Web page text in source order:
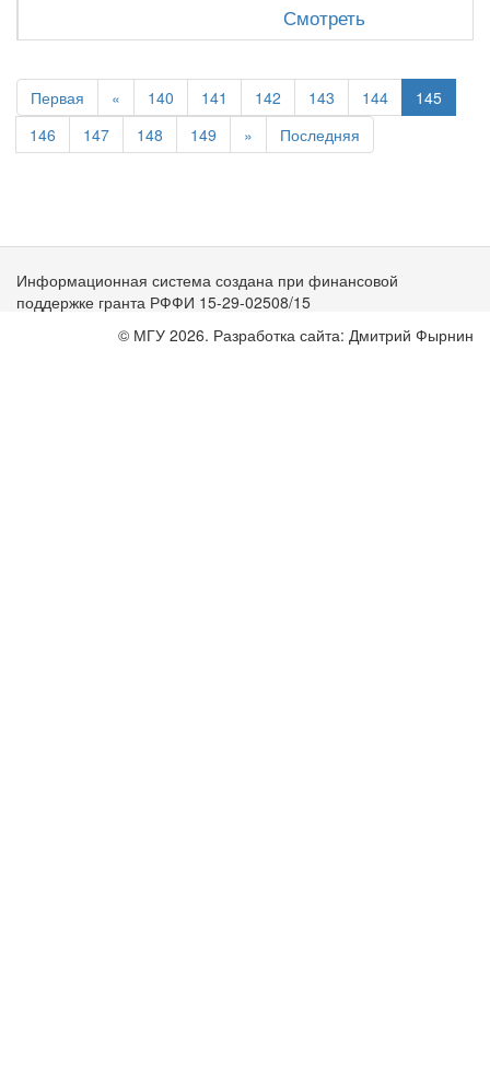
Смотреть
Первая « 140 141 142 143 144
145
146
147 148 149 » Последняя
Информационная система создана при финансовой
поддержке гранта РФФИ 15-29-02508/15
© МГУ 2026. Разработка сайта: Дмитрий Фырнин